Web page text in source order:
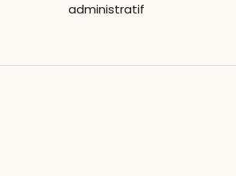
administratif